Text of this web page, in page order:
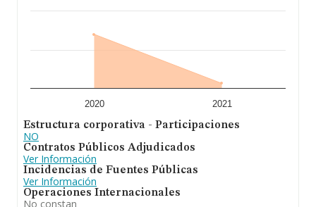
2020 2021
Estructura corporativa - Participaciones
NO
Contratos Públicos Adjudicados
Ver Información
Incidencias de Fuentes Públicas
Ver Información
Operaciones Internacionales
No constan